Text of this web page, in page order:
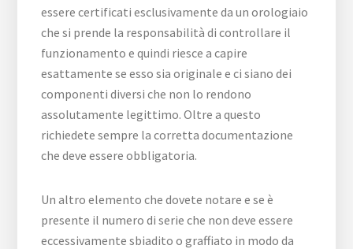
essere certificati esclusivamente da un orologiaio
che si prende la responsabilità di controllare il
funzionamento e quindi riesce a capire
esattamente se esso sia originale e ci siano dei
componenti diversi che non lo rendono
assolutamente legittimo. Oltre a questo
richiedete sempre la corretta documentazione
che deve essere obbligatoria.
Un altro elemento che dovete notare e se è
presente il numero di serie che non deve essere
eccessivamente sbiadito o graffiato in modo da